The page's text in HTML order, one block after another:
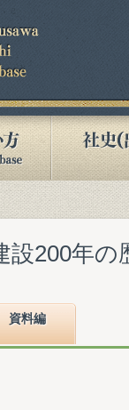
200年の
資料編